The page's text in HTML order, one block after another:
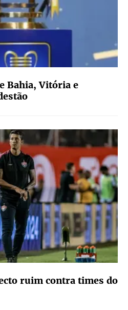
Bahia, Vitória e
ruim contra times do